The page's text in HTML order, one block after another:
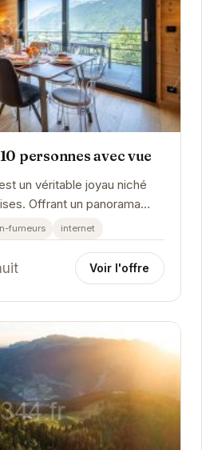
personnes avec vue
un véritable joyau niché
Offrant un panorama
spacieux et confortable
fumeurs internet
Voir l'offre